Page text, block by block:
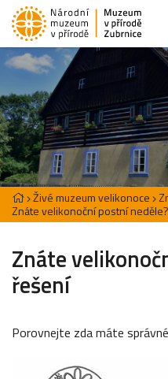
Živé muzeum velikonoce
Znáte velikonoční postní
Znáte
řešení
Porovnejte zda máte